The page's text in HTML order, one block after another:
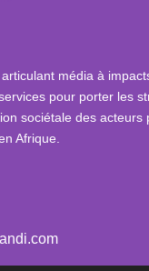
média à
pour porter les
sociétale des acteurs
Afrique.